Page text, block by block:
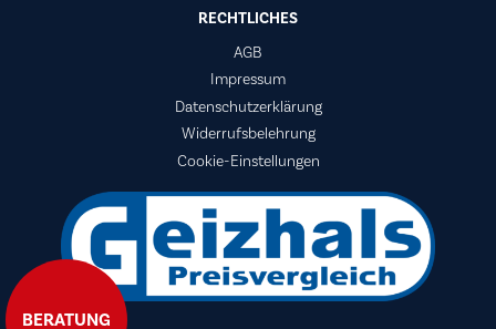
BERATUNG
RECHTLICHES
AGB
Impressum
Datenschutzerklärung
Widerrufsbelehrung
Cookie-Einstellungen